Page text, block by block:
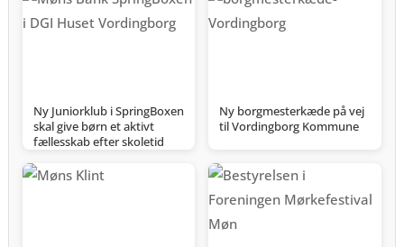
Ny Juniorklub i SpringBoxen
skal give børn et aktivt
fællesskab efter skoletid
Ny borgmesterkæde på vej
til Vordingborg Kommune